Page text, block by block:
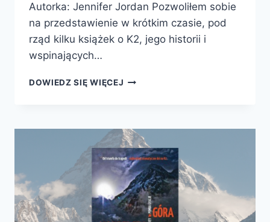
Autorka: Jennifer Jordan Pozwoliłem sobie
na przedstawienie w krótkim czasie, pod
rząd kilku książek o K2, jego historii i
wspinających…
DOWIEDZ SIĘ WIĘCEJ OKRUTNY
K2